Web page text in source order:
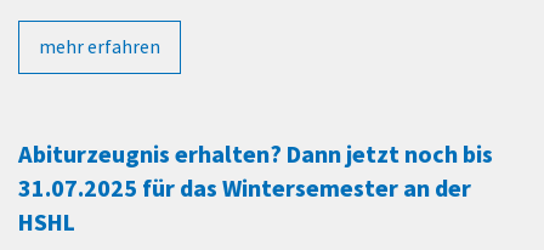
mehr erfahren
Abiturzeugnis erhalten? Dann jetzt noch bis
31.07.2025 für das Wintersemester an der
HSHL